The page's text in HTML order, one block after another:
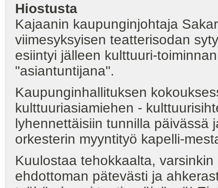
Hiostusta
Kajaanin kaupunginjohtaja
viimesyksyisen teatterisodan
esiintyi jälleen kulttuuri-
"asiantuntijana".
Kaupunginhallituksen
kulttuuriasiamiehen -
lyhennettäisiin tunnilla päivässä
orkesterin myyntityö kapelli-
Kuulostaa tehokkaalta,
ehdottoman pätevästi ja